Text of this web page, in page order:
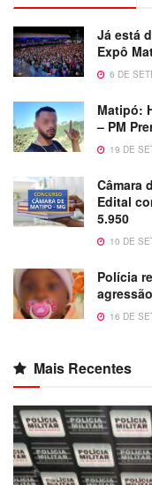
Já está
Expô
6 DE
Matipó:
– PM
19 DE
Câmara
Edital
5.950
10 DE
Polícia
16 DE
Mais Recentes